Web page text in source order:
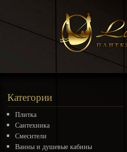
Категории
Плитка
Сантехника
Смесители
Ванны и душевые кабины